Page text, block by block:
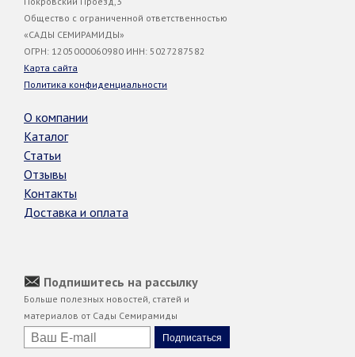
Общество с ограниченной ответственностью
«САДЫ СЕМИРАМИДЫ»
ОГРН: 1205000060980 ИНН: 5027287582
Карта сайта
Политика конфиденциальности
О компании
Каталог
Статьи
Отзывы
Контакты
Доставка и оплата
Подпишитесь на рассылку
Больше полезных новостей, статей и
материалов от Сады Семирамиды